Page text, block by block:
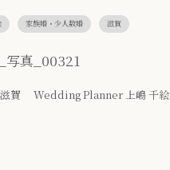
家族婚・少人数婚 滋賀
写真_00321
賀 Wedding Planner 上嶋 千絵